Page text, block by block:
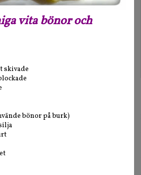
vita bönor och
skivade
bönor på burk)